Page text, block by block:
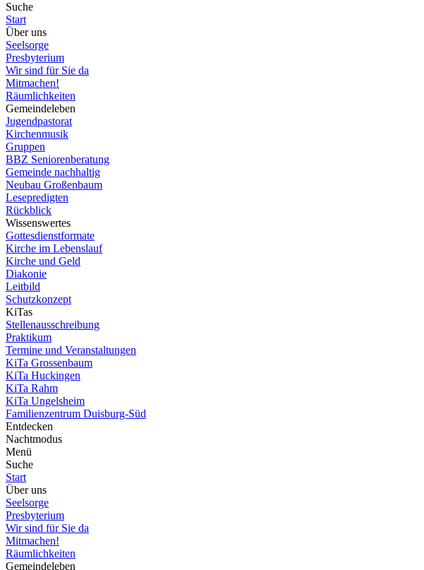
Suche
Start
Über uns
Seelsorge
Presbyterium
Wir sind für Sie da
Mitmachen!
Räumlichkeiten
Gemeindeleben
Jugendpastorat
Kirchenmusik
Gruppen
BBZ Seniorenberatung
Gemeinde nachhaltig
Neubau Großenbaum
Lesepredigten
Rückblick
Wissenswertes
Gottesdienstformate
Kirche im Lebenslauf
Kirche und Geld
Diakonie
Leitbild
Schutzkonzept
KiTas
Stellenausschreibung
Praktikum
Termine und Veranstaltungen
KiTa Grossenbaum
KiTa Huckingen
KiTa Rahm
KiTa Ungelsheim
Familienzentrum Duisburg-Süd
Entdecken
Nachtmodus
Menü
Suche
Start
Über uns
Seelsorge
Presbyterium
Wir sind für Sie da
Mitmachen!
Räumlichkeiten
Gemeindeleben